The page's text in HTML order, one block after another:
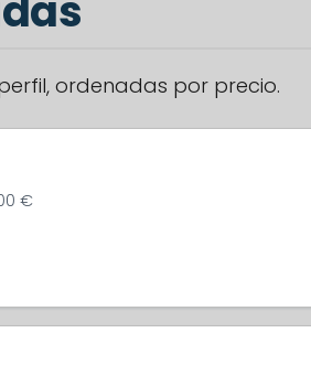
ordenadas por precio.
€